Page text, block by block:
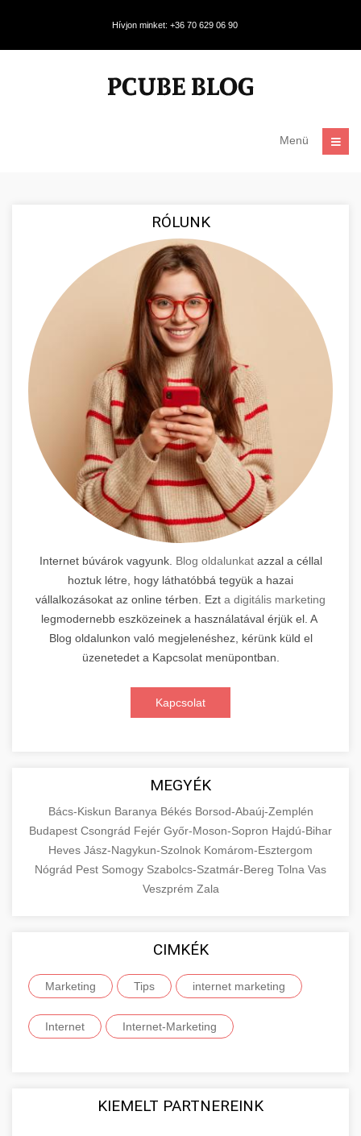
Hívjon minket: +36 70 629 06 90
Menü
RÓLUNK
Internet búvárok vagyunk. Blog oldalunkatazzal a céllal
hoztuk létre, hogy láthatóbbá tegyük a hazai
vállalkozásokat az online térben. Ezt a digitális marketing
legmodernebb eszközeinek a használatával érjük el. A
Blog oldalunkon való megjelenéshez, kérünk küld el
üzenetedet a Kapcsolat menüpontban.
Kapcsolat
MEGYÉK
Bács-Kiskun Baranya Békés Borsod-Abaúj-Zemplén
Budapest Csongrád Fejér Győr-Moson-Sopron Hajdú-Bihar
Heves Jász-Nagykun-Szolnok Komárom-Esztergom
Nógrád Pest Somogy Szabolcs-Szatmár-Bereg Tolna Vas
Veszprém Zala
CIMKÉK
Marketing Tips internet marketing
Internet Internet-Marketing
KIEMELT PARTNEREINK